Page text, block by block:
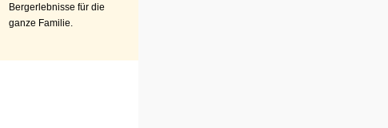
Bergerlebnisse für die
ganze Familie.